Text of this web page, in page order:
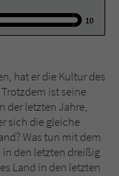
10
hat er die Kultur des
ist seine
der letzten Jahre,
sich die gleiche
Was tun mit dem
den letzten dreißig
Land in den letzten
Buchtitel